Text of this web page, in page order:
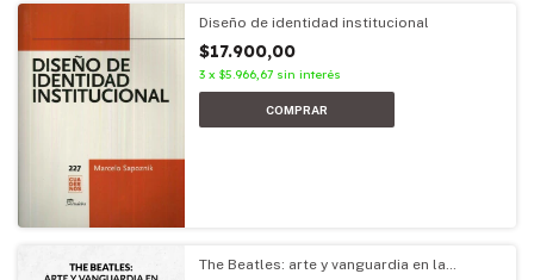
Diseño de identidad institucional
$17.900,00
3 x $5.966,67 sin interés
The Beatles: arte y vanguardia en la